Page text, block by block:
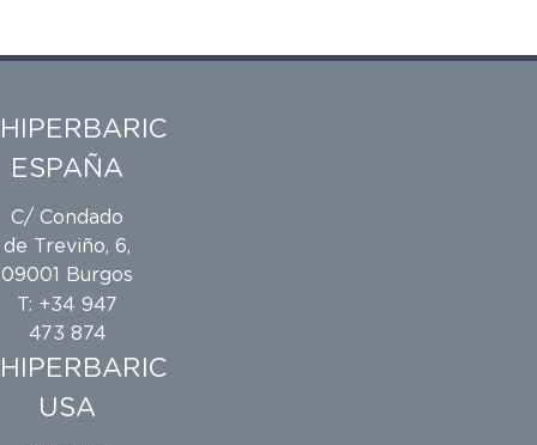
HIPERBARIC
ESPAÑA
C/ Condado
de Treviño, 6,
09001 Burgos
T: +34 947
473 874
HIPERBARIC
USA